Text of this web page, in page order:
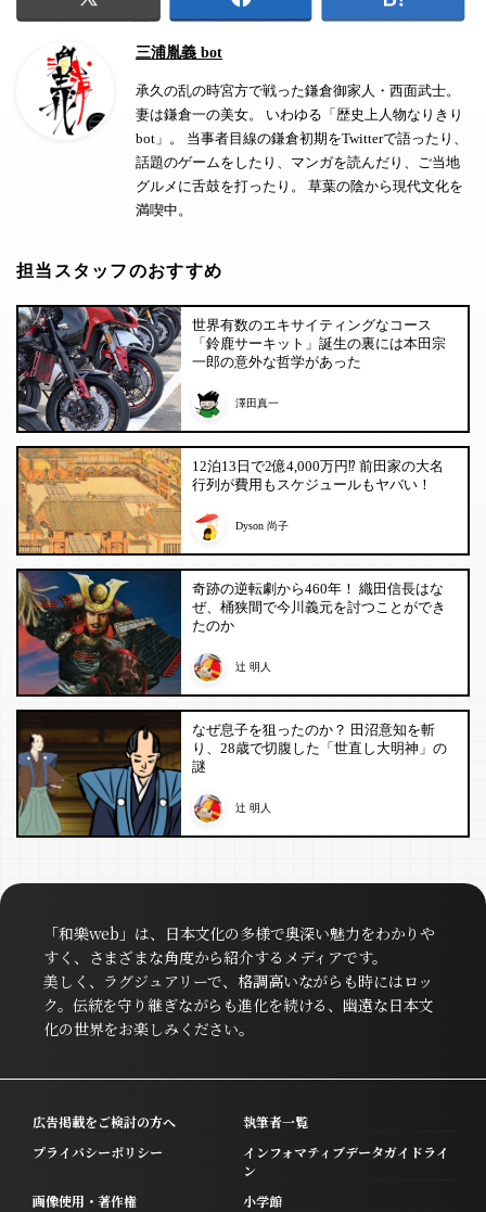
三浦胤義 bot
承久の乱の時宮方で戦った鎌倉御家人・西面武士。
妻は鎌倉一の美女。 いわゆる「歴史上人物なりきり
bot」。 当事者目線の鎌倉初期をTwitterで語ったり、
話題のゲームをしたり、マンガを読んだり、ご当地
グルメに舌鼓を打ったり。 草葉の陰から現代文化を
満喫中。
担当スタッフのおすすめ
世界有数のエキサイティングなコース
「鈴鹿サーキット」誕生の裏には本田宗
一郎の意外な哲学があった
澤田真一
12泊13日で2億4,000万円⁉︎ 前田家の大名
行列が費用もスケジュールもヤバい！
Dyson 尚子
奇跡の逆転劇から460年！ 織田信長はな
ぜ、桶狭間で今川義元を討つことができ
たのか
辻 明人
なぜ息子を狙ったのか？ 田沼意知を斬
り、28歳で切腹した「世直し大明神」の
謎
辻 明人
「和樂web」は、日本文化の多様で奥深い魅力をわかりや
すく、さまざまな角度から紹介するメディアです。
美しく、ラグジュアリーで、格調高いながらも時にはロッ
ク。伝統を守り継ぎながらも進化を続ける、幽遠な日本文
化の世界をお楽しみください。
広告掲載をご検討の方へ
執筆者一覧
プライバシーポリシー
インフォマティブデータガイドライ
ン
画像使用・著作権
小学館